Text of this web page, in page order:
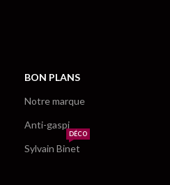
BON PLANS
Notre marque
Anti-gaspi
Sylvain Binet
DÉCO